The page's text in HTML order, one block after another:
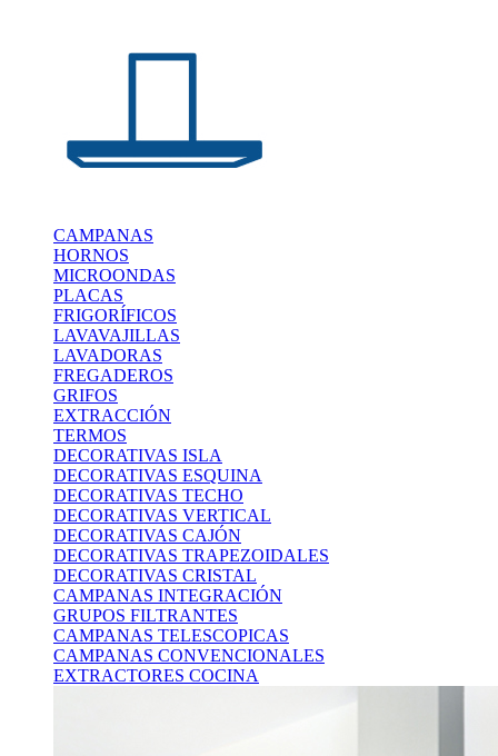
CAMPANAS
HORNOS
MICROONDAS
PLACAS
FRIGORÍFICOS
LAVAVAJILLAS
LAVADORAS
FREGADEROS
GRIFOS
EXTRACCIÓN
TERMOS
DECORATIVAS ISLA
DECORATIVAS ESQUINA
DECORATIVAS TECHO
DECORATIVAS VERTICAL
DECORATIVAS CAJÓN
DECORATIVAS TRAPEZOIDALES
DECORATIVAS CRISTAL
CAMPANAS INTEGRACIÓN
GRUPOS FILTRANTES
CAMPANAS TELESCOPICAS
CAMPANAS CONVENCIONALES
EXTRACTORES COCINA